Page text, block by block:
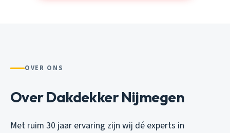
OVER ONS
Over Dakdekker Nijmegen
Met ruim 30 jaar ervaring zijn wij dé experts in